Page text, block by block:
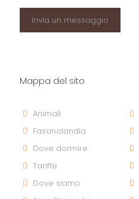
Invia un messaggio
Mappa del sito
Animali
Fasanolandia
Dove dormire
Tariffe
Dove siamo